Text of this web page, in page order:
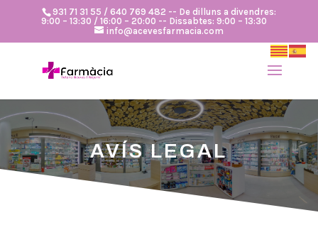
931 71 31 55 / 640 769 482 -- De dilluns a divendres:
9:00 – 13:30 / 16:00 – 20:00 -- Dissabtes: 9:00 – 13:30
info@acevesfarmacia.com
AVÍS LEGAL